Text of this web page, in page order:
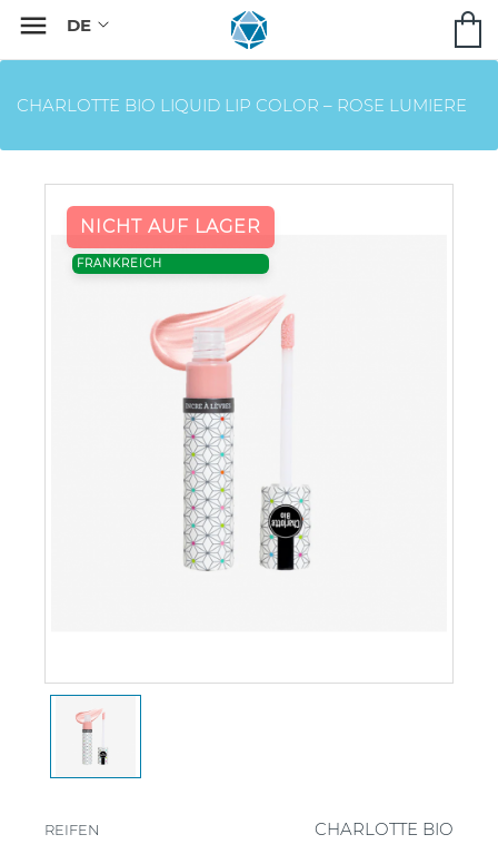

CHARLOTTE BIO LIQUID LIP COLOR – ROSE LUMIERE
NICHT AUF LAGER
FRANKREICH
REIFEN CHARLOTTE BIO